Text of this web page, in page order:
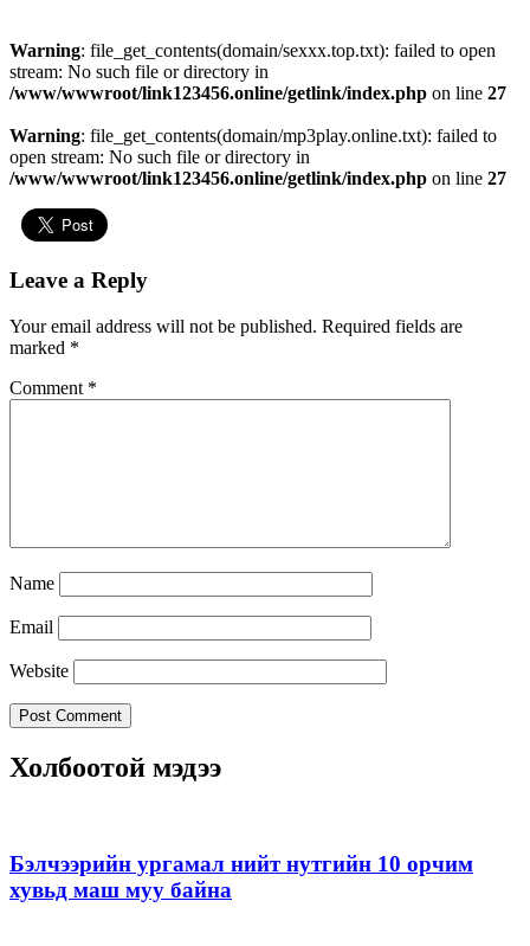
Warning: file_get_contents(domain/sexxx.top.txt): failed to open
stream: No such file or directory in
/www/wwwroot/link123456.online/getlink/index.php on line 27
Warning: file_get_contents(domain/mp3play.online.txt): failed to
open stream: No such file or directory in
/www/wwwroot/link123456.online/getlink/index.php on line 27
Leave a Reply
Your email address will not be published. Required fields are
marked *
Comment *
Name
Email
Website
Холбоотой мэдээ
Бэлчээрийн ургамал нийт нутгийн 10 орчим
хувьд маш муу байна